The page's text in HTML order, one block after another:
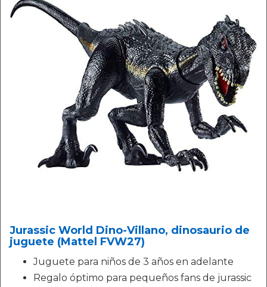
Jurassic World Dino-Villano, dinosaurio de
juguete (Mattel FVW27)
Juguete para niños de 3 años en adelante
Regalo óptimo para pequeños fans de jurassic